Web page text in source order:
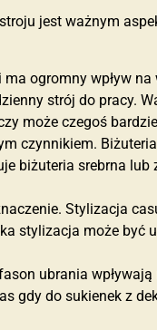
jest ważnym
ogromny wpływ
strój do pracy.
może czegoś
czynnikiem.
biżuteria srebrna
Stylizacja
stylizacja może być
ubrania
gdy do sukienek z